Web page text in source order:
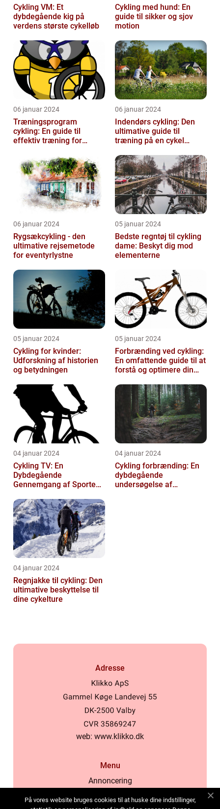
Cykling VM: Et
dybdegående kig på
verdens største cykelløb
Cykling med hund: En
guide til sikker og sjov
motion
06 januar 2024
Træningsprogram
cykling: En guide til
effektiv træning for
06 januar 2024
Indendørs cykling: Den
ultimative guide til
træning på en cykel
06 januar 2024
Rygsækcykling - den
ultimative rejsemetode
for eventyrlystne
05 januar 2024
Bedste regntøj til cykling
dame: Beskyt dig mod
elementerne
05 januar 2024
Cykling for kvinder:
Udforskning af historien
og betydningen
05 januar 2024
Forbrænding ved cykling:
En omfattende guide til at
forstå og optimere din
04 januar 2024
Cykling TV: En
Dybdegående
Gennemgang af Sportens
04 januar 2024
Cykling forbrænding: En
dybdegående
undersøgelse af
04 januar 2024
Regnjakke til cykling: Den
ultimative beskyttelse til
dine cykelture
Adresse
web: www.klikko.dk
Menu
Annoncering
På vores website bruges cookies til at huske dine indstillinger,